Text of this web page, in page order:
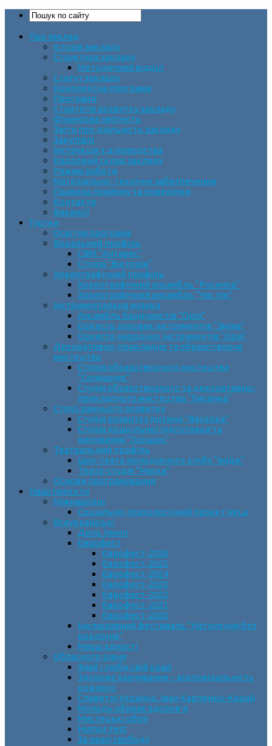
Про заклад
Історія закладу
Структура закладу
Методичний відділ
Статут закладу
Комплексна програма
Програми
Стратегія розвитку закладу
Фінансова звітність
Звіти про діяльність закладу
Закупівлі
Інструкція з діловодства
Кадровий склад закладу
Режим роботи
Матеріально-технічне забезпечення
Правила прийому та поведінки
Контакти
Вакансії
Гуртки
Освітня програма
Вокальний профіль
СВМ “Антарес”
Студія “Вікторія”
Хореографічний профіль
Хореографічний ансамбль “Росинка”
Хореографічний ансамбль “Час пік”
Інструментальна музика
Ансамбль бандуристів “Орія”
Оркестр духових інструментів “Зміна”
Оркестр народних інструментів “Орія”
Декоративно-прикладне та образотворче
мистецтво
Cтудія образотворчого мистецтва
“Соняшник”
Студія образотворчого та декоративно-
прикладного мистецтва “Писанка”
Студії раннього розвитку
Студія розвитку дитини “Веселка”
Студія дошкільної підготовки та
виховання “Горішок”
Театральний профіль
Шоу-театр молодіжного клубу “Імідж”
Театр-студія “Маска”
Основи програмування
Наші проєкти
Міжнародні
Соціально-психологічний проєкт VeLa
Всеукраїнські
День Землі
Єврофест
Єврофест-2026
Єврофест-2025
Єврофест-2024
Єврофест-2023
Єврофест-2022
Єврофест-2021
Єврофест-2020
Інклюзивний фестиваль “Натхнення без
кордонів”
Марш єдності
Обласного рівня
Знай і люби свій край
Здорове харчування – відповідальність
кожного
Славетні Українці. Іван Карпенко-Карий
Молодь обирає здоров’я
Мистецькі обрії
Humor Fest
За нашу свободу